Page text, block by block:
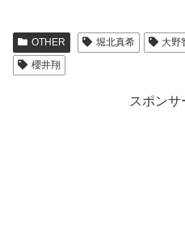
OTHER 堀北真希 大野
櫻井翔
スポンサ